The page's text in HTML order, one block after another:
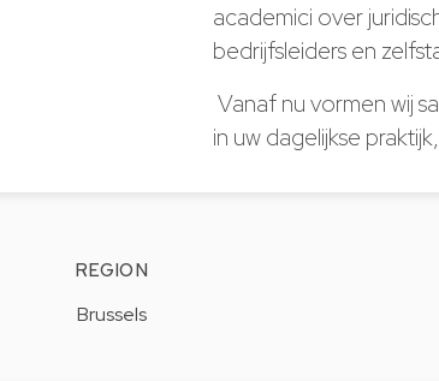
academici over
bedrijfsleiders en
Vanaf nu vormen wij
in uw dagelijkse
REGION
Brussels